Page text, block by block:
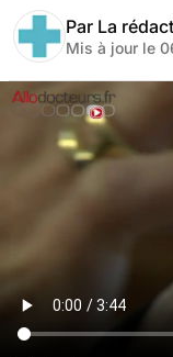
Par La
Mis à jour le